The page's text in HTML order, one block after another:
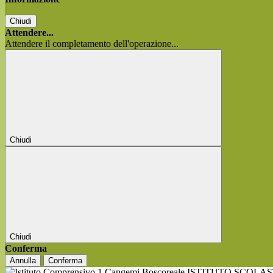
Chiudi
Attendere...
Attendere il completamento dell'operazione...
Chiudi
Chiudi
Conferma
Annulla Conferma